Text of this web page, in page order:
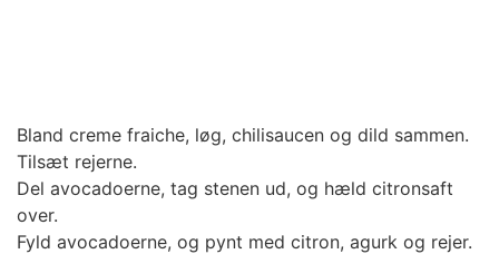
Bland creme fraiche, løg, chilisaucen og dild sammen.
Tilsæt rejerne.
Del avocadoerne, tag stenen ud, og hæld citronsaft
over.
Fyld avocadoerne, og pynt med citron, agurk og rejer.